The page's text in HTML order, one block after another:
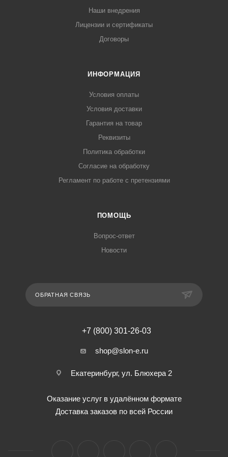
Наши внедрения
Лицензии и сертификаты
Договоры
ИНФОРМАЦИЯ
Условия оплаты
Условия доставки
Гарантия на товар
Реквизиты
Политика обработки
Согласие на обработку
Регламент по работе с претензиями
ПОМОЩЬ
Вопрос-ответ
Новости
ОБРАТНАЯ СВЯЗЬ
+7 (800) 301-26-03
shop@slon-e.ru
Екатеринбург, ул. Блюхера 2
Оказание услуг в удалённом формате
Доставка заказов по всей России